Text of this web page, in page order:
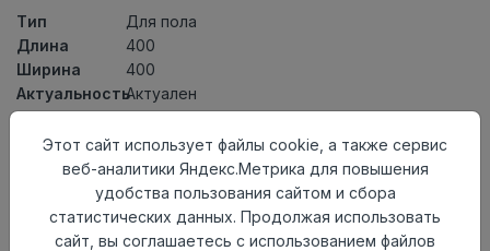
Тип
Для пола
Длина
400
Ширина
400
АктуальностьАктуален
Товарная
группа
Толщина
9
Поверхностьматовая
Страна
происхождения
Россия
Этот сайт использует файлы cookie, а также сервис
веб-аналитики Яндекс.Метрика для повышения
удобства пользования сайтом и сбора
статистических данных. Продолжая использовать
сайт, вы соглашаетесь с использованием файлов